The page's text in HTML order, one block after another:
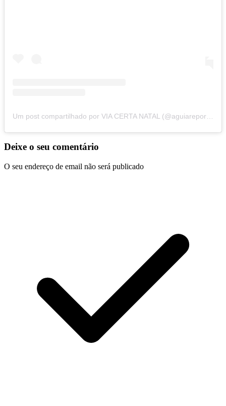
Deixe o seu comentário
O seu endereço de email não será publicado